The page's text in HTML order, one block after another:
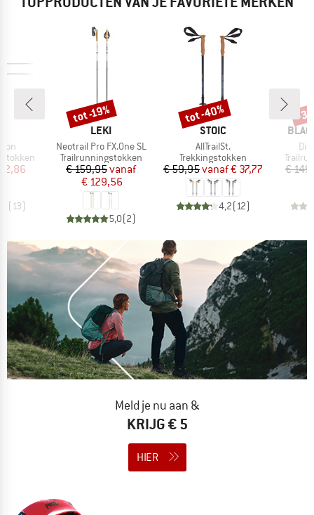
prijs
( 13)
MERK
LEKI
Artikel
Neotrail Pro FX.One SL
Productgroep
Trailrunningstokken
Prijs
€ 159,95Verlaagde prijs
vanaf
€ 129,56
5,0(2)
Korting
tot -19%
MERK
STOIC
Artikel
AllTrailSt.
Productgroep
Trekkingstokken
Prijs
€ 59,95 Verlaagde prijs
vanaf€ 37,77
4,2( 12)
Korting
tot -40%
MERK
€
-
Meld je nu aan &
KRIJG € 5
HIER